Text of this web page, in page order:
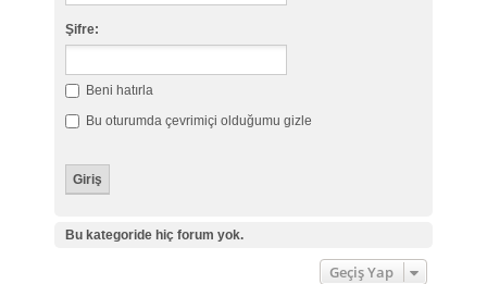
Şifre:
Beni hatırla
Bu oturumda çevrimiçi olduğumu gizle
Bu kategoride hiç forum yok.
Geçiş Yap